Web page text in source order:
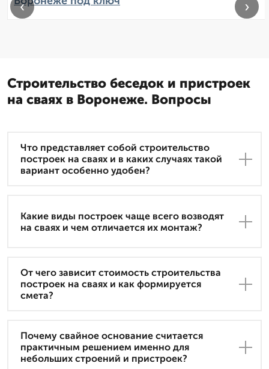
‹ ›
Строительство беседок и пристроек
на сваях в Воронеже. Вопросы
Что представляет собой строительство
построек на сваях и в каких случаях такой
вариант особенно удобен?
Какие виды построек чаще всего возводят
на сваях и чем отличается их монтаж?
От чего зависит стоимость строительства
построек на сваях и как формируется
смета?
Почему свайное основание считается
практичным решением именно для
небольших строений и пристроек?